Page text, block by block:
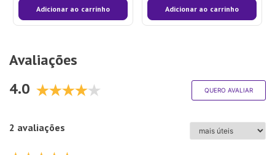
Adicionar ao carrinho Adicionar ao carrinho
Avaliações
4.0
QUERO AVALIAR
2 avaliações